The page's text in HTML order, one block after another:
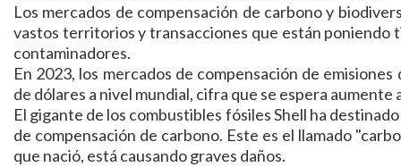
Los mercados de compensación de carbono y
vastos territorios y transacciones que están poniendo
contaminadores.
En 2023, los mercados de compensación de
de dólares a nivel mundial, cifra que se espera aumente
El gigante de los combustibles fósiles Shell ha
de compensación de carbono. Este es el llamado
que nació, está causando graves daños.